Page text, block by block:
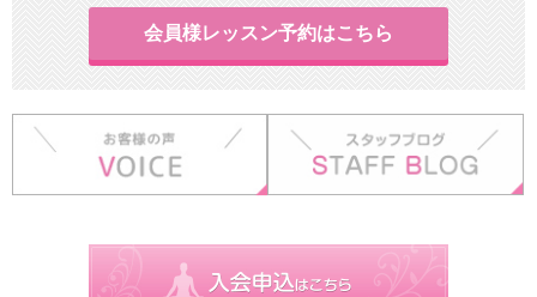
会員様レッスン予約はこちら